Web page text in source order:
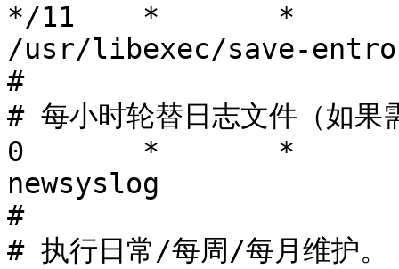
*/11    *       *
/usr/libexec/save-
#
# 每小时轮替日志文件（如果
0       *       *
newsyslog
#
# 执行日常/每周/每月维护。